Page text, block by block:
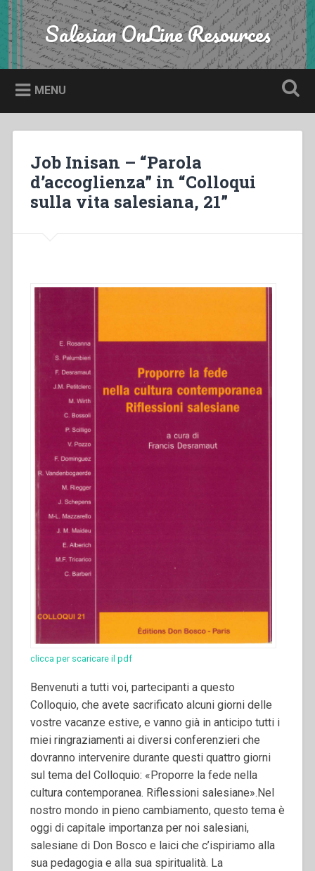
Skip
to
content
Search Salesian OnLine Resources
MENU
Job Inisan – “Parola
d’accoglienza” in “Colloqui
sulla vita salesiana, 21”
clicca per scaricare il pdf
Benvenuti a tutti voi, partecipanti a questo
Colloquio, che avete sacrificato alcuni giorni delle
vostre vacanze estive, e vanno già in anticipo tutti i
miei ringraziamenti ai diversi conferenzieri che
dovranno intervenire durante questi quattro giorni
sul tema del Colloquio: «Proporre la fede nella
cultura contemporanea. Riflessioni salesiane».Nel
nostro mondo in pieno cambiamento, questo tema è
oggi di capitale importanza per noi salesiani,
salesiane di Don Bosco e laici che c’ispiriamo alla
sua pedagogia e alla sua spiritualità. La